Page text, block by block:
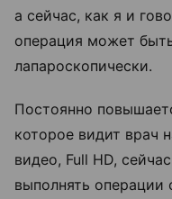
а сейчас, как я и
операция может
лапароскопически.
Постоянно
которое видит врач
видео, Full HD,
выполнять